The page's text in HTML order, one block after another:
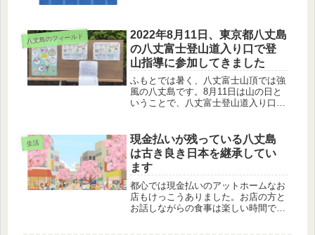
年8月23日のリモートのオープンキャ
ンパスの紹介します。
八丈島のフィールド
2022年8月11日、東京都八丈島
の八丈富士登山道入り口で登
山指導に参加してきました
ふもとでは暑く、八丈富士山頂では強
風の八丈島です。8月11日は山の日と
いうことで、八丈富士登山道入り口で
話、登山届と装備のお話です。
生活
現金払いが残っている八丈島
は古き良き日本を継承してい
ます
都心では現金払いのアットホームなお
店もけっこうありました。お店の方と
お話しながらの食事は楽しい時間でし